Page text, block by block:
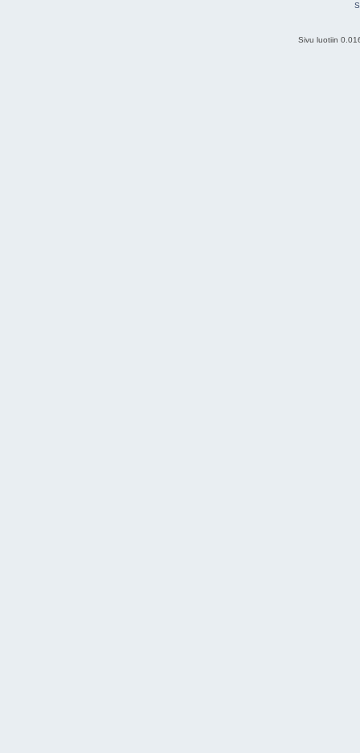
Sivu luotiin